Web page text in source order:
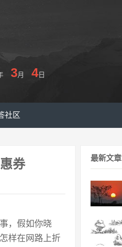
3月 4日
社区
券
，假如你晓
样在网路上折
最新文章